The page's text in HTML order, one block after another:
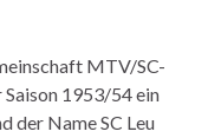
MTV/SC-
Saison 1953/54 ein
der Name SC Leu